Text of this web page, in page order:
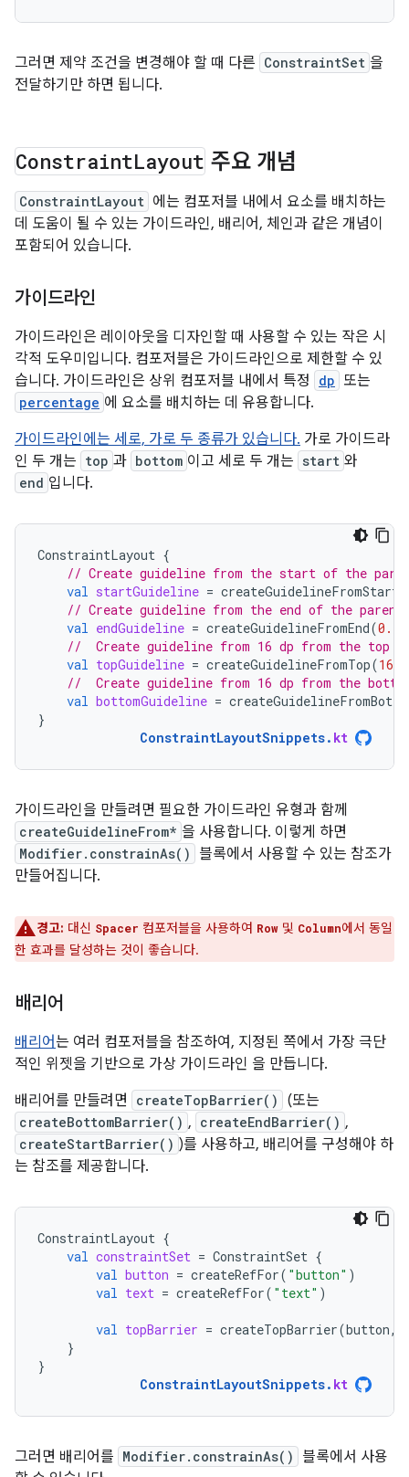
그러면 제약 조건을 변경해야 할 때 다른 ConstraintSet 을
전달하기만 하면 됩니다.
ConstraintLayout 주요 개념
ConstraintLayout 에는 컴포저블 내에서 요소를 배치하는
데 도움이 될 수 있는 가이드라인, 배리어, 체인과 같은 개념이
포함되어 있습니다.
가이드라인
가이드라인은 레이아웃을 디자인할 때 사용할 수 있는 작은 시
각적 도우미입니다. 컴포저블은 가이드라인으로 제한할 수 있
습니다. 가이드라인은 상위 컴포저블 내에서 특정
dp 또는
percentage 에 요소를 배치하는 데 유용합니다.
가이드라인에는 세로, 가로 두 종류가 있습니다. 가로 가이드라
인 두 개는 top 과 bottom 이고 세로 두 개는 start 와
end 입니다.
ConstraintLayout {
// Create guideline from the start of the
val startGuideline = createGuidelineFromStart
// Create guideline from the end of the parent
val endGuideline = createGuidelineFromEnd(0.1f
//  Create guideline from 16 dp from the top
val topGuideline = createGuidelineFromTop(16.
//  Create guideline from 16 dp from the
val bottomGuideline =
}
ConstraintLayoutSnippets. kt
가이드라인을 만들려면 필요한 가이드라인 유형과 함께
createGuidelineFrom* 을 사용합니다. 이렇게 하면
Modifier.constrainAs()
블록에서 사용할 수 있는 참조가
만들어집니다.
경고: 대신 Spacer 컴포저블을 사용하여 Row 및 Column에서 동일
한 효과를 달성하는 것이 좋습니다.
배리어
배리어는 여러 컴포저블을 참조하여, 지정된 쪽에서 가장 극단
적인 위젯을 기반으로 가상 가이드라인 을 만듭니다.
배리어를 만들려면
createTopBarrier() (또는
createBottomBarrier() , createEndBarrier() ,
createStartBarrier() )를 사용하고, 배리어를 구성해야 하
는 참조를 제공합니다.
ConstraintLayout {
val constraintSet = ConstraintSet {
val button = createRefFor( "button" )
val text = createRefFor( "text" )
val topBarrier = createTopBarrier(button,
}
}
ConstraintLayoutSnippets. kt
그러면 배리어를 Modifier.constrainAs()
블록에서 사용